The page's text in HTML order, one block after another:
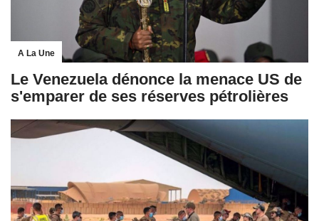
A La Une
Le Venezuela dénonce la menace US de
s'emparer de ses réserves pétrolières